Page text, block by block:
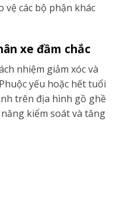
các bộ phận khác
xe đầm chắc
nhiệm giảm xóc và
yếu hoặc hết tuổi
trên địa hình gồ ghề
kiểm soát và tăng